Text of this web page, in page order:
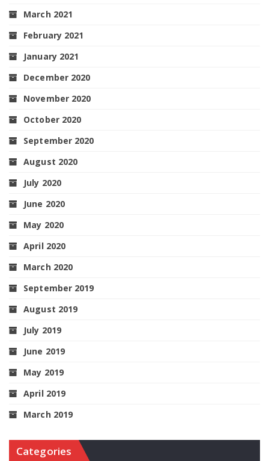
March 2021
February 2021
January 2021
December 2020
November 2020
October 2020
September 2020
August 2020
July 2020
June 2020
May 2020
April 2020
March 2020
September 2019
August 2019
July 2019
June 2019
May 2019
April 2019
March 2019
Categories